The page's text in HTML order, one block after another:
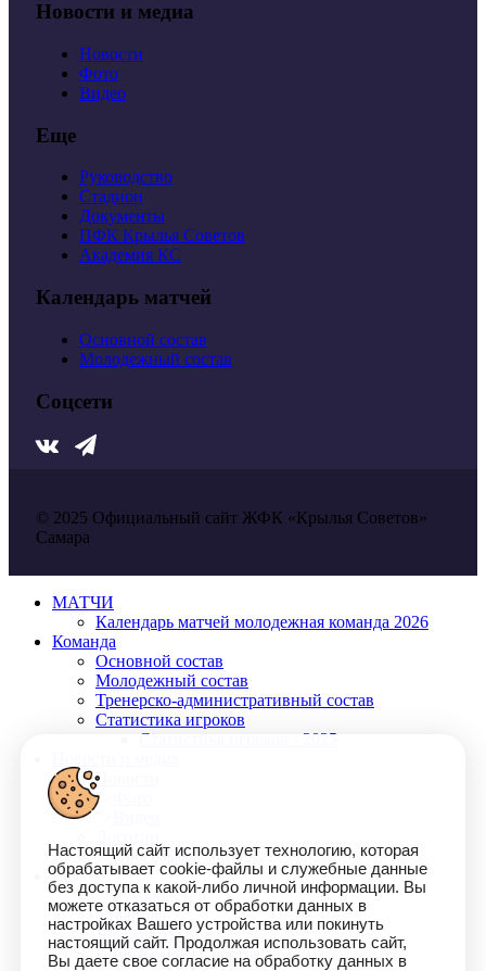
Новости и медиа
Новости
Фото
Видео
Еще
Руководство
Стадион
Документы
ПФК Крылья Советов
Академия КС
Календарь матчей
Основной состав
Молодежный состав
Соцсети
Настоящий сайт использует технологию, которая
обрабатывает cookie-файлы и служебные данные
без доступа к какой-либо личной информации. Вы
можете отказаться от обработки данных в
настройках Вашего устройства или покинуть
настоящий сайт. Продолжая использовать сайт,
Вы даете свое согласие на обработку данных в
© 2025 Официальный сайт ЖФК «Крылья Советов»
Самара
МАТЧИ
Календарь матчей молодежная команда 2026
Команда
Основной состав
Молодежный состав
Тренерско-административный состав
Статистика игроков
Статистика игроков - 2025
Новости
">
">Программы матчей
Еще •••
">Руководство
Стадион
Документы
ПФК Крылья Советов